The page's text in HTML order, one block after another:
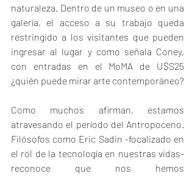
naturaleza. Dentro de un museo o en una
galería, el acceso a su trabajo queda
restringido a los visitantes que pueden
ingresar al lugar y como señala Coney,
con entradas en el MoMA de U$S25
Como muchos afirman, estamos
atravesando el período del Antropoceno.
Filósofos como Eric Sadin -focalizado en
el rol de la tecnología en nuestras vidas-
reconoce que nos hemos